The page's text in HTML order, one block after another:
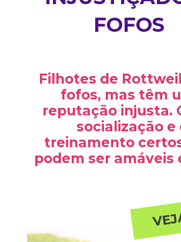
FOFOS
Filhotes de
fofos, mas têm
reputação injusta.
socialização e
treinamento
podem ser amáveis